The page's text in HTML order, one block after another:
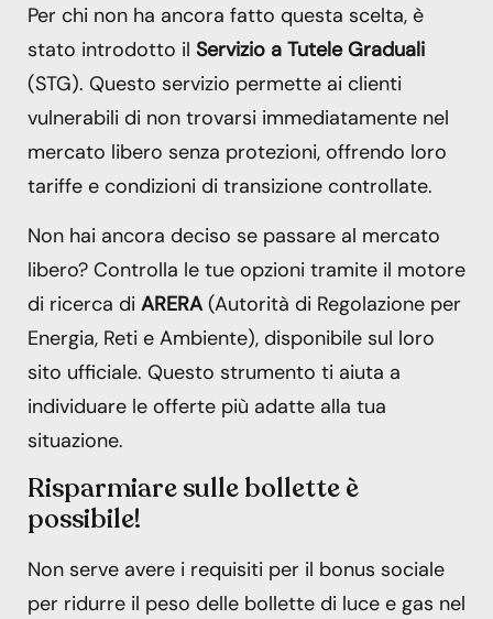
Per chi non ha ancora fatto questa scelta, è
stato introdotto il Servizio a Tutele Graduali
(STG). Questo servizio permette ai clienti
vulnerabili di non trovarsi immediatamente nel
mercato libero senza protezioni, offrendo loro
tariffe e condizioni di transizione controllate.
Non hai ancora deciso se passare al mercato
libero? Controlla le tue opzioni tramite il motore
di ricerca di ARERA(Autorità di Regolazione per
Energia, Reti e Ambiente), disponibile sul loro
sito ufficiale. Questo strumento ti aiuta a
individuare le offerte più adatte alla tua
situazione.
Risparmiare sulle bollette è
possibile!
Non serve avere i requisiti per il bonus sociale
per ridurre il peso delle bollette di luce e gas nel